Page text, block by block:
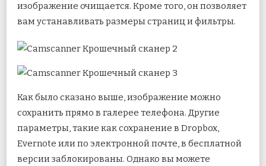
изображение очищается. Кроме того, он позволяет
вам устанавливать размеры страниц и фильтры.
Как было сказано выше, изображение можно
сохранить прямо в галерее телефона. Другие
параметры, такие как сохранение в Dropbox,
Evernote или по электронной почте, в бесплатной
версии заблокированы. Однако вы можете